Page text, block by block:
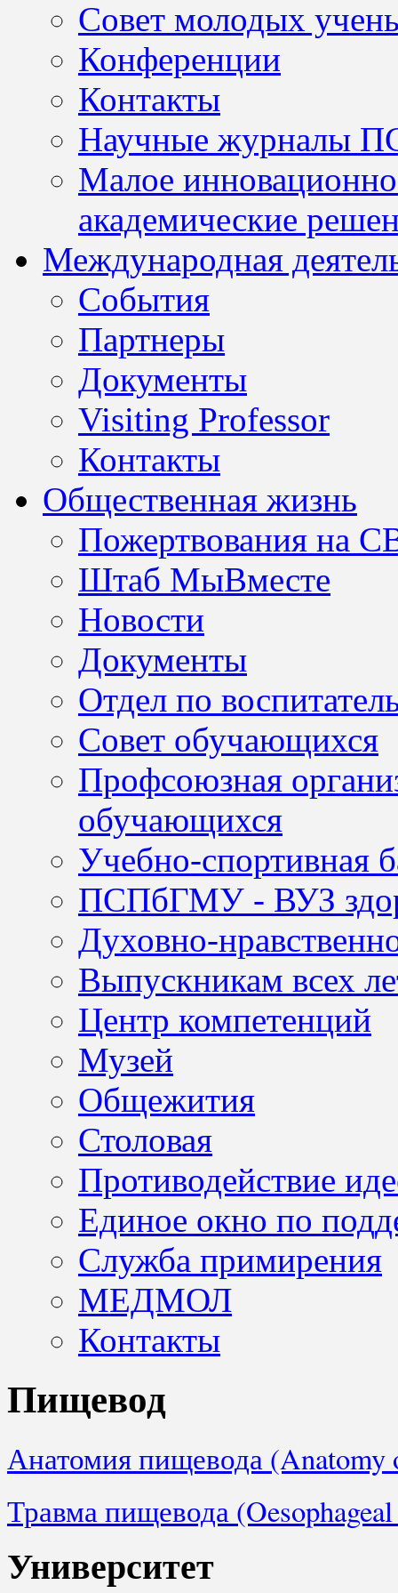
Совет молодых
Конференции
Контакты
Научные журналы
Малое
академические
Международная
События
Партнеры
Документы
Visiting Professor
Контакты
Общественная жизнь
Пожертвования на
Штаб МыВместе
Новости
Документы
Отдел по
Совет обучающихся
Профсоюзная
обучающихся
Учебно-спортивная
ПСПбГМУ - ВУЗ
Духовно-
Выпускникам всех
Центр компетенций
Музей
Общежития
Столовая
Противодействие
Единое окно по
Служба примирения
МЕДМОЛ
Контакты
Пищевод
Анатомия пищевода (Anatomy
Травма пищевода
Университет